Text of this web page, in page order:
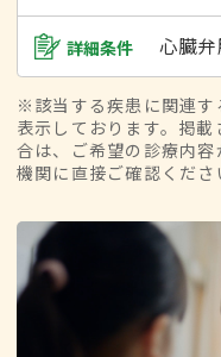
詳細条件 心臓
※該当する疾患に関連す
表示しております。掲
合は、ご希望の診療内
機関に直接ご確認くださ